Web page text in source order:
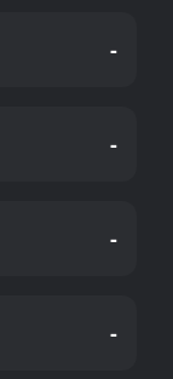
-
-
-
-